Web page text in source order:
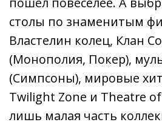
столы по знаменитым
Властелин колец, Клан
(Монополия, Покер),
(Симпсоны), мировые
Twilight Zone и Theatre
лишь малая часть